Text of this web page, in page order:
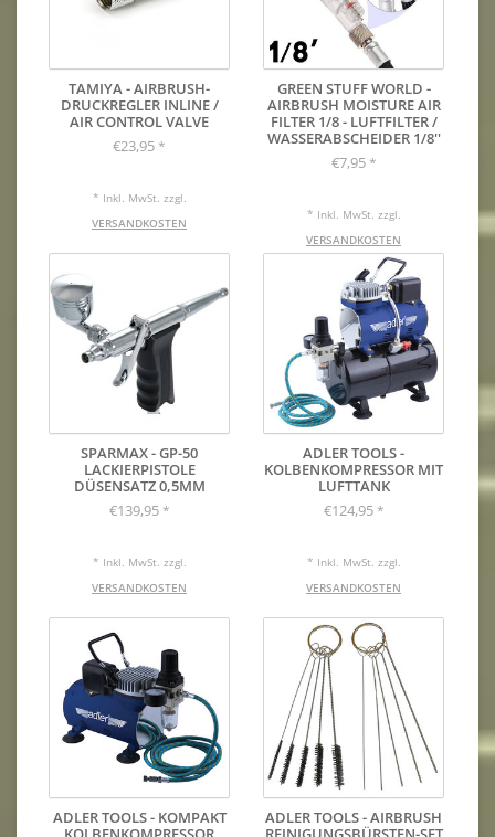
TAMIYA - AIRBRUSH-
DRUCKREGLER INLINE /
AIR CONTROL VALVE
€23,95 *
* Inkl. MwSt. zzgl.
VERSANDKOSTEN
GREEN STUFF WORLD -
AIRBRUSH MOISTURE AIR
FILTER 1/8 - LUFTFILTER /
WASSERABSCHEIDER 1/8''
€7,95 *
* Inkl. MwSt. zzgl.
VERSANDKOSTEN
SPARMAX - GP-50
LACKIERPISTOLE
DÜSENSATZ 0,5MM
€139,95 *
* Inkl. MwSt. zzgl.
VERSANDKOSTEN
ADLER TOOLS -
KOLBENKOMPRESSOR MIT
LUFTTANK
€124,95 *
* Inkl. MwSt. zzgl.
VERSANDKOSTEN
ADLER TOOLS - KOMPAKT
ADLER TOOLS - AIRBRUSH